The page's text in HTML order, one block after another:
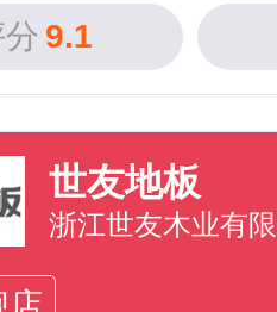
9.1
世友地板
浙江世友木业有